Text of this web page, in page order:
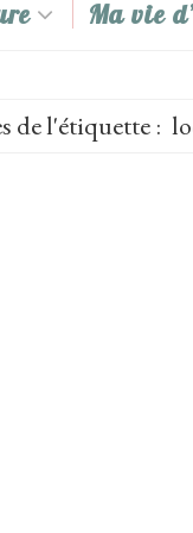
Ma vie
de l'étiquette :